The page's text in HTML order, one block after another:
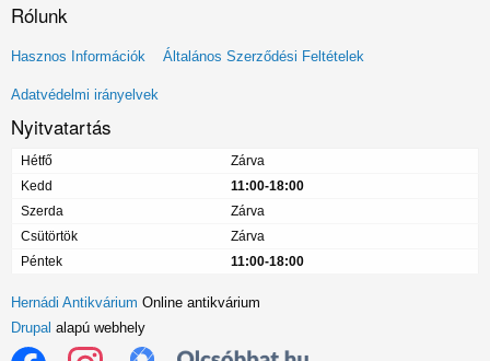
Rólunk
Lábléc
menü
Hasznos Információk Általános Szerződési Feltételek
Adatvédelmi irányelvek
Nyitvatartás
Hétfő
Zárva
Kedd
11:00-18:00
Szerda
Zárva
Csütörtök
Zárva
Péntek
11:00-18:00
Hernádi Antikvárium Online antikvárium
Drupal alapú webhely